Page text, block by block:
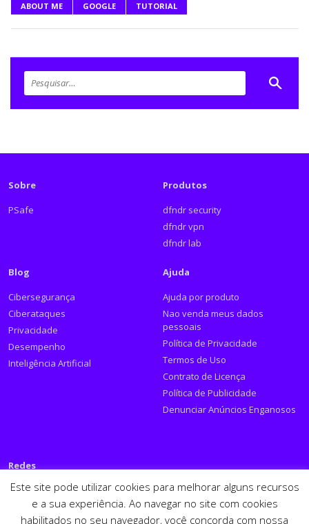
ABOUT ME GOOGLE TUTORIAL
Sobre
PSafe
Produtos
dfndr security
dfndr vpn
dfndr lab
Blog
Cibersegurança
Ciberataques
Privacidade
Desempenho
Inteligência Artificial
Ajuda
Ajuda por produto
Nao venda meus dados
pessoais
Política de Privacidade
Termos de Uso
Contrato de Licença
Política de Publicidade
Denunciar Anúncios Enganosos
Redes
Siga a PSafe:
Este site pode utilizar cookies para melhorar alguns recursos
e a sua experiência. Ao navegar no site com cookies
habilitados no seu navegador, você concorda com nossa